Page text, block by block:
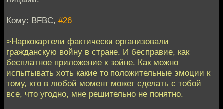
Кому: BFBC, #26
>Наркокартели фактически организовали
гражданскую войну в стране. И бесправие, как
бесплатное приложение к войне. Как можно
испытывать хоть какие то положительные эмоции к
тому, кто в любой момент может сделать с тобой
все, что угодно, мне решительно не понятно.